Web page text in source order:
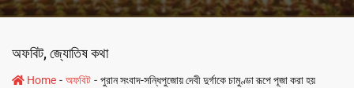
অফবিট, জ্যোতিষ কথা
Home - অফবিট - পুরান সংবাদ-সন্ধিপুজোয় দেবী দুর্গাকে চামুণ্ডা রূপে পূজা করা হয়